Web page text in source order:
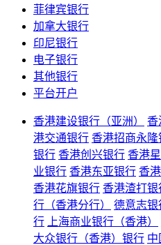
菲律宾银行
加拿大银行
印尼银行
电子银行
其他银行
平台开户
香港建设银行（亚洲） 香
港交通银行 香港招商永隆
银行 香港创兴银行 香港
业银行 香港东亚银行 香
香港花旗银行 香港渣打银
行（香港分行）
德意志银
行
上海商业银行（香港）
大众银行（香港）银行 中